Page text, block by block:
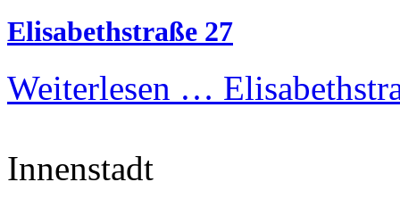
Elisabethstraße 27
Weiterlesen …
Innenstadt